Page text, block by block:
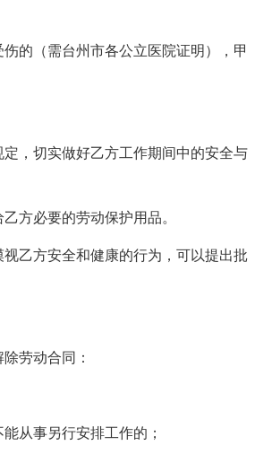
的（需台州市各公立医院证明），甲
，切实做好乙方工作期间中的安全与
方必要的劳动保护用品。
乙方安全和健康的行为，可以提出批
劳动合同：
从事另行安排工作的；